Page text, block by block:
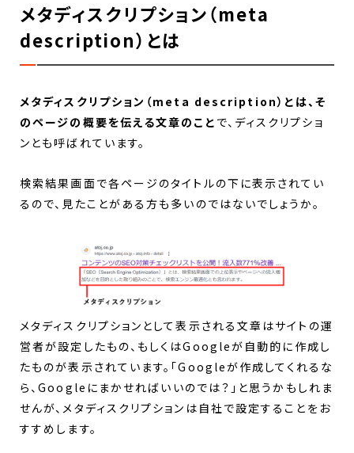
メタディスクリプション（meta
description）とは
メタディスクリプション（meta description）とは、そ
のページの概要を伝える文章のこと で、ディスクリプショ
ンとも呼ばれています。
検索結果画面で各ページのタイトルの下に表示されてい
るので、見たことがある方も多いのではないでしょうか。
メタディスクリプションとして表示される文章はサイトの運
営者が設定したもの、もしくはGoogleが自動的に作成し
たものが表示されています。「Googleが作成してくれるな
ら、Googleにまかせればいいのでは？」と思うかもしれま
せんが、メタディスクリプションは自社で設定することをお
すすめします。